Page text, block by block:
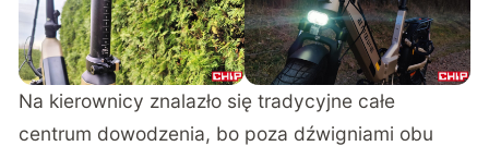
Na kierownicy znalazło się tradycyjne całe
centrum dowodzenia, bo poza dźwigniami obu